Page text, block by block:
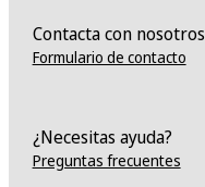
Contacta con nosotros
Formulario de contacto
¿Necesitas ayuda?
Preguntas frecuentes